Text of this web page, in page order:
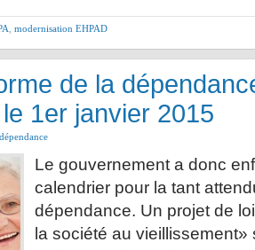
modernisation EHPAD
de la
1er janvier 2015
Le gouvernement a donc
calendrier pour la tant
dépendance. Un projet de
la société au